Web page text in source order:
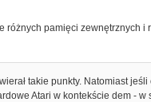
różnych pamięci zewnętrznych
takie punkty. Natomiast
Atari w kontekście dem -